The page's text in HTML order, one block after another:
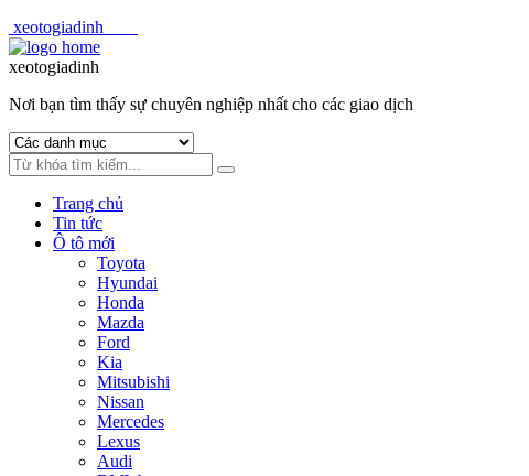
xeotogiadinh
Skip
to
Skip
to
xeotogiadinh
Nơi bạn tìm thấy sự chuyên nghiệp nhất cho các giao dịch
Trang chủ
Tin tức
Ô tô mới
Toyota
Hyundai
Honda
Mazda
Ford
Kia
Mitsubishi
Nissan
Mercedes
Lexus
Audi